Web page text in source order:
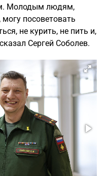
Молодым людям,
посоветовать
не курить, не пить и,
Сергей Соболев.